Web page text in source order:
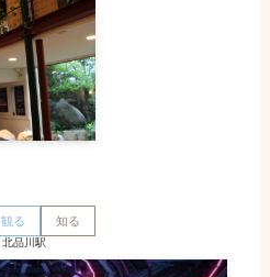
観る 知る
北品川駅